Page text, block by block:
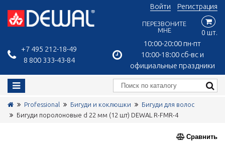
+7 495 212-18-49
8 800 333-43-84
10:00-20:00 пн-пт
10:00-18:00 сб-вс и
официальные праздники
Войти Регистрация
ПЕРЕЗВОНИТЕ
МНЕ
0 шт.
Professional Бигуди и коклюшки
Бигуди для волос
Бигуди поролоновые d 22 мм (12 шт) DEWAL R-FMR-4
Сравнить